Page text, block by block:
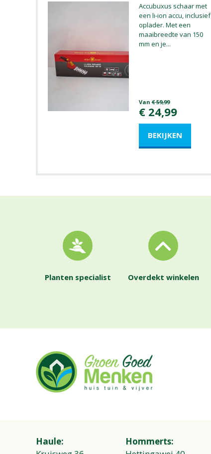
Accubuxus schaar met
een li-ion accu, inclusief
oplader. Met een
maaibreedte van 150
mm en je...
Van € 59,99
€ 24,99
Planten specialist Overdekt winkelen
Haule:
Hommerts: